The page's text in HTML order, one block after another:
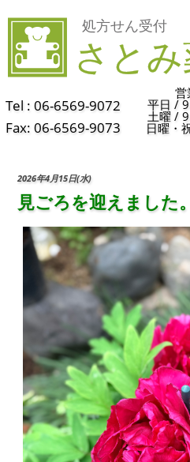
Tel : 06-6569-9072
Fax: 06-6569-9073
営
平日 /
土曜 /
日曜・
2026年4月15日(水)
見ごろを迎えました。